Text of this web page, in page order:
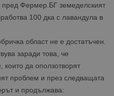
Фермер.БГ земеделският
100 дка с лавандула в
област не е достатъчен.
заради това, че
да оползотворят
проблем и през следващата
и продължава: